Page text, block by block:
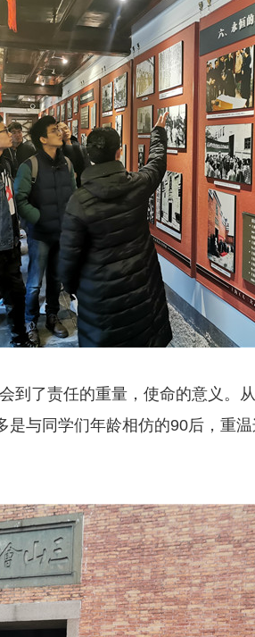
到了责任的重量，使命的意义。
与同学们年龄相仿的90后，重